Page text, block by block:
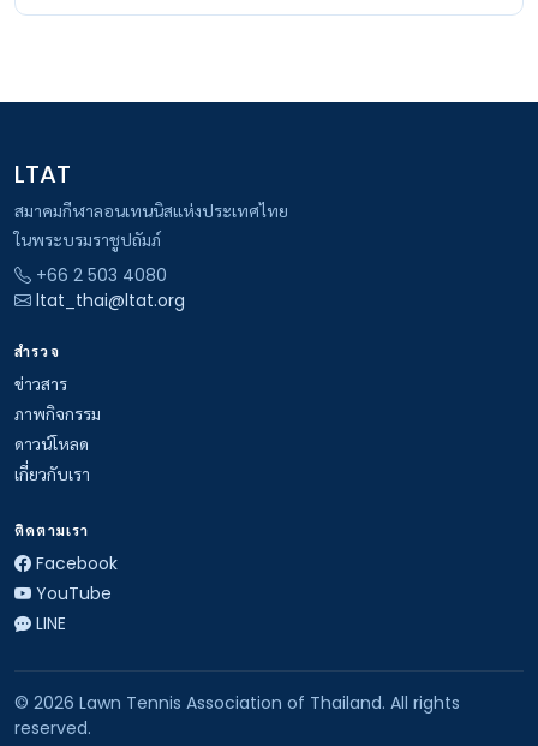
LTAT
สมาคมกีฬาลอนเทนนิสแห่งประเทศไทย
ในพระบรมราชูปถัมภ์
+66 2 503 4080
ltat_thai@ltat.org
สำรวจ
ข่าวสาร
ภาพกิจกรรม
ดาวน์โหลด
เกี่ยวกับเรา
ติดตามเรา
Facebook
YouTube
LINE
© 2026 Lawn Tennis Association of Thailand. All rights
reserved.